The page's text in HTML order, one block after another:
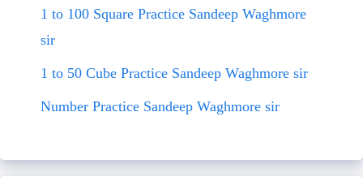
1 to 100 Square Practice Sandeep Waghmore
sir
1 to 50 Cube Practice Sandeep Waghmore sir
Number Practice Sandeep Waghmore sir